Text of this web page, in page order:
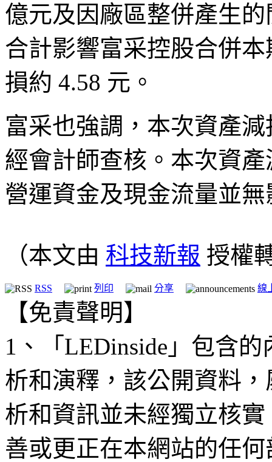
億元及因廠區整併產生
合計影響富采控股合併
損約 4.58 元。
富采也強調，本次資產
經會計師查核。本次資
營運資金及現金流量並無
（本文由 科技新報 授權
RSS 列印 分享 線
【免責聲明】
1、「LEDinside」包含
析和演釋，該公開資料
析和資訊並未經獨立核
善或更正在本網站的任